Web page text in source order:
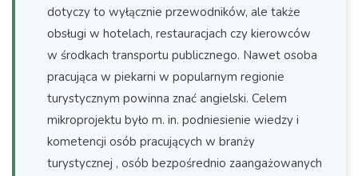
dotyczy to wyłącznie przewodników, ale także
obsługi w hotelach, restauracjach czy kierowców
w środkach transportu publicznego. Nawet osoba
pracująca w piekarni w popularnym regionie
turystycznym powinna znać angielski. Celem
mikroprojektu było m. in. podniesienie wiedzy i
kometencji osób pracujących w branży
turystycznej , osób bezpośrednio zaangażowanych